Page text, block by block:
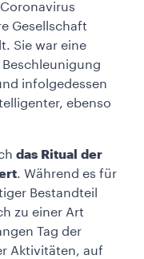
Gesellschaft
Sie war eine
infolgedessen
ebenso
das Ritual der
. Während es für
Bestandteil
zu einer Art
Tag der
Aktivitäten, auf